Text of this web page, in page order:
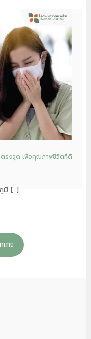
ตรงจุด เพื่อคุณภาพชีวิตที่ดี
มิ […]
เกจ